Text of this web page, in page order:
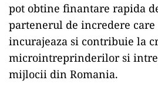
pot obtine finantare rapida
partenerul de incredere care
incurajeaza si contribuie la
microintreprinderilor si
mijlocii din Romania.